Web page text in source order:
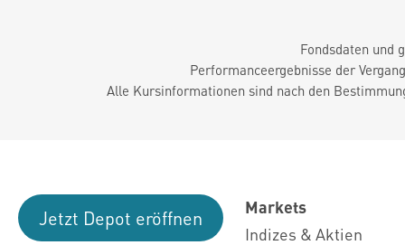
Fondsdaten und
Performanceergebnisse der
Alle Kursinformationen sind nach den
Jetzt Depot eröffnen
Markets
Indizes & Aktien